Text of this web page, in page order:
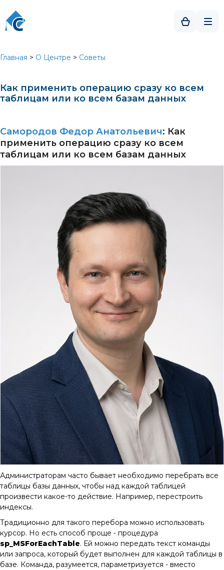
Главная > О Центре > Советы
Как применить операцию сразу ко всем
таблицам или ко всем базам данных
Самородов Федор Анатольевич: Как
применить операцию сразу ко всем
таблицам или ко всем базам данных
Администраторам часто бывает необходимо перебрать все
таблицы базы данных, чтобы над каждой таблицей
произвести какое-то действие. Например, перестроить
индексы.
Традиционно для такого перебора можно использовать
курсор. Но есть способ проще - процедура
sp_MSForEachTable. Ей можно передать текст команды
или запроса, который будет выполнен для каждой таблицы в
базе. Команда, разумеется, параметризуется - вместо